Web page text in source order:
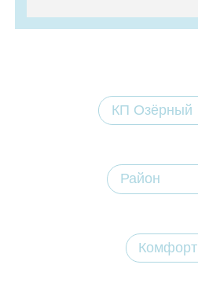
КП Озёрный
Район
Комфорт